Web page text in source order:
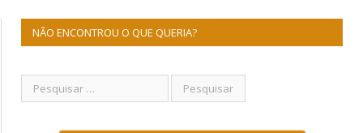
NÃO ENCONTROU O QUE QUERIA?